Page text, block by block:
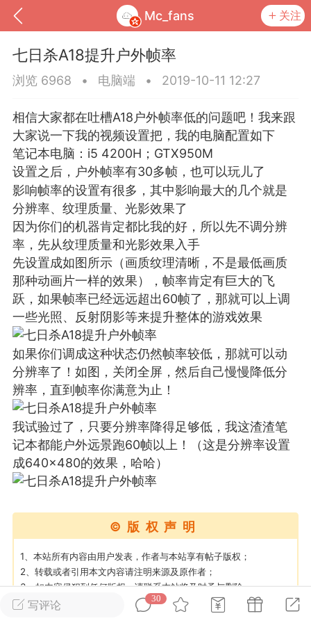
Mc_fans 关注
我的钱包 道具 排行榜
MOD下载 攻略教程 联机招募
大人
Lv.8
02-10 15:45
电脑端 其他&工具
卖挂
禁止发布联机可用的作弊模组，
单机辅助引流私下售卖服务器外挂！
作弊模组的发布规范近期收到一些信息
作弊模组在联机服务器使用,为了维护游
环境，中文网特此发布以下声明，规范
模组的发布行为：1. *...
72 2.23w
大人
Lv.8
写评论
30
七日杀A18提升户外帧率
浏览 6968 • 电脑端 • 2019-10-11 12:27
相信大家都在吐槽A18户外帧率低的问题吧！我来跟
大家说一下我的视频设置把，我的电脑配置如下
笔记本电脑：i5 4200H；GTX950M
设置之后，户外帧率有30多帧，也可以玩儿了
影响帧率的设置有很多，其中影响最大的几个就是
分辨率、纹理质量、光影效果了
因为你们的机器肯定都比我的好，所以先不调分辨
率，先从纹理质量和光影效果入手
先设置成如图所示（画质纹理清晰，不是最低画质
那种动画片一样的效果），帧率肯定有巨大的飞
跃，如果帧率已经远远超出60帧了，那就可以上调
一些光照、反射阴影等来提升整体的游戏效果
如果你们调成这种状态仍然帧率较低，那就可以动
分辨率了！如图，关闭全屏，然后自己慢慢降低分
辨率，直到帧率你满意为止！
我试验过了，只要分辨率降得足够低，我这渣渣笔
记本都能户外远景跑60帧以上！（这是分辨率设置
成640×480的效果，哈哈）
©版权声明
1、本站所有内容由用户发表，作者与本站享有帖子版权；
2、转载或者引用本文内容请注明来源及原作者；
3、如内容侵犯到任何版权，请联系本站将及时予与删除；
4、遇到MOD提取码错误或链接失效，请检查提取码是否复制了空